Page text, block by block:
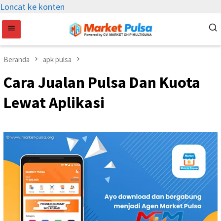
Loncat ke konten
Beranda apk pulsa
Cara Jualan Pulsa Dan Kuota
Lewat Aplikasi